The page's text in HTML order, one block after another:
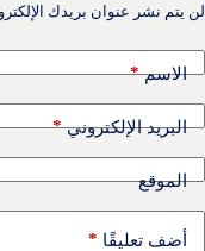
لن يتم نشر عنوان بريدك
الاسم*
البريد الإلكتروني*
الموقع
أضف تعليقًا *